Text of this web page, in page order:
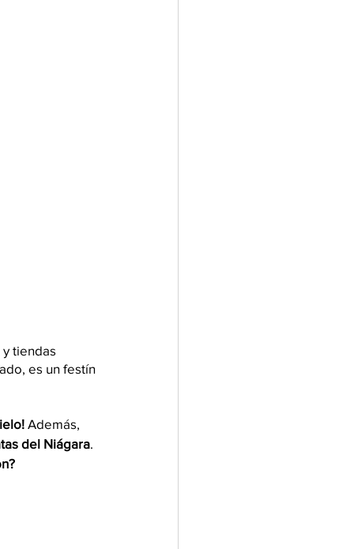
tiendas
es un festín
Además,
del Niágara.